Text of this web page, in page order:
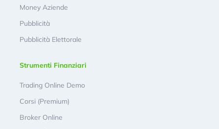
Money Aziende
Pubblicità
Pubblicità Elettorale
Strumenti Finanziari
Trading Online Demo
Corsi (Premium)
Broker Online